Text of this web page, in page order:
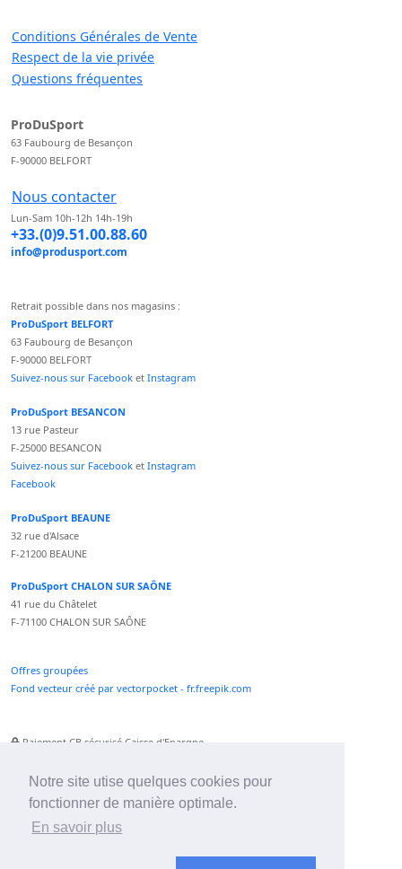
Notre site utise quelques cookies pour
fonctionner de manière optimale.
En savoir plus
Conditions Générales de Vente
Respect de la vie privée
Questions fréquentes
ProDuSport
63 Faubourg de Besançon
F-90000 BELFORT
Nous contacter
Lun-Sam 10h-12h 14h-19h
+33.(0)9.51.00.88.60
info@produsport.com
Retrait possible dans nos magasins :
ProDuSport BELFORT
63 Faubourg de Besançon
F-90000 BELFORT
Suivez-nous sur Facebook et Instagram
ProDuSport BESANCON
13 rue Pasteur
F-25000 BESANCON
Suivez-nous sur Facebook et Instagram
Facebook
ProDuSport BEAUNE
32 rue d'Alsace
F-21200 BEAUNE
ProDuSport CHALON SUR SAÔNE
41 rue du Châtelet
F-71100 CHALON SUR SAÔNE
Offres groupées
Fond vecteur créé par vectorpocket - fr.freepik.com
Paiement CB sécurisé Caisse d'Epargne
Paiement Paypal accepté